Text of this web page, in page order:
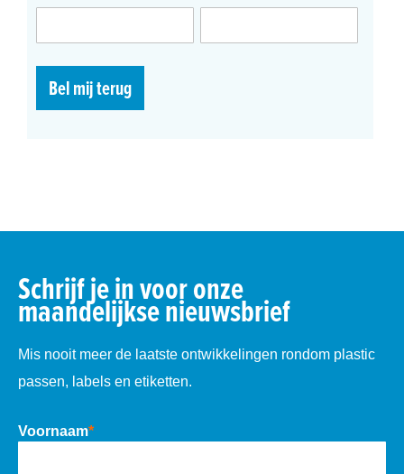
Bel mij terug
Schrijf je in voor onze
maandelijkse nieuwsbrief
Mis nooit meer de laatste ontwikkelingen rondom plastic
passen, labels en etiketten.
Voornaam*